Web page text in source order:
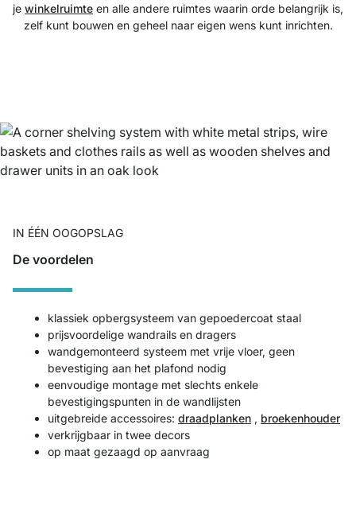
je winkelruimte en alle andere ruimtes waarin orde belangrijk is,
zelf kunt bouwen en geheel naar eigen wens kunt inrichten.
IN ÉÉN OOGOPSLAG
De voordelen
klassiek opbergsysteem van gepoedercoat staal
prijsvoordelige wandrails en dragers
wandgemonteerd systeem met vrije vloer, geen
bevestiging aan het plafond nodig
eenvoudige montage met slechts enkele
bevestigingspunten in de wandlijsten
uitgebreide accessoires: draadplanken , broekenhouder
verkrijgbaar in twee decors
op maat gezaagd op aanvraag